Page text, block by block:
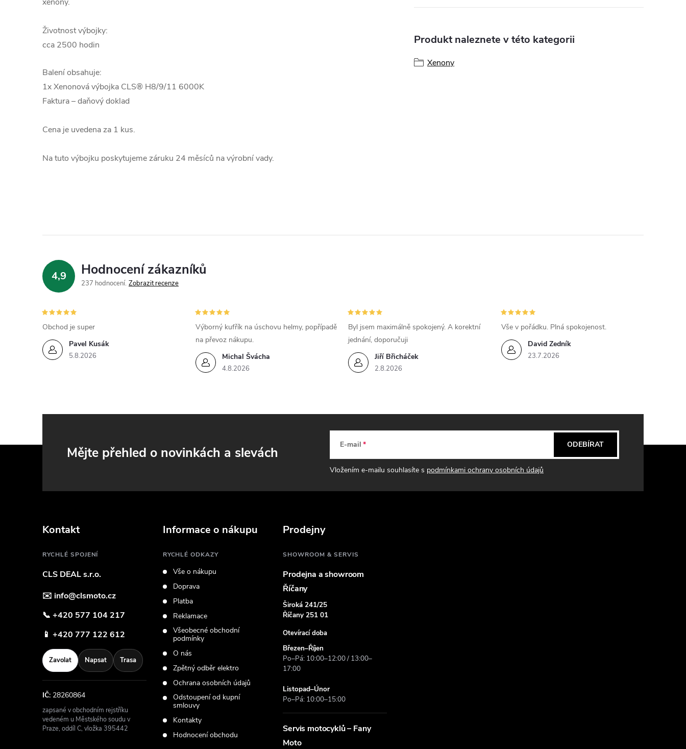
Životnost výbojky:
cca 2500 hodin
Balení obsahuje:
1x Xenonová výbojka CLS® H8/9/11 6000K
Faktura – daňový doklad
Cena je uvedena za 1 kus.
Na tuto výbojku poskytujeme záruku 24 měsíců na výrobní vady.
Produkt naleznete v této kategorii
Xenony
4,9 Hodnocení zákazníků
237 hodnocení Zobrazit recenze
Pavel Kusák
5.8.2026
Obchod je super
Michal Švácha
4.8.2026
Výborný kufřík na úschovu helmy, popřípadě
na převoz nákupu.
Jiří Břicháček
2.8.2026
Byl jsem maximálně spokojený. A korektní
jednání, doporučuji
David Zedník
23.7.2026
Vše v pořádku. Plná spokojenost.
Mějte přehled o novinkách a slevách E-mail
Vložením e-mailu souhlasíte s podmínkami ochrany osobních údajů
ODEBÍRAT
Prodejny
SHOWROOM & SERVIS
Prodejna a showroom
Říčany
Široká 241/25
Říčany 251 01
Otevírací doba
Březen–Říjen
Po–Pá: 10:00–12:00 / 13:00–
17:00
Listopad–Únor
Po–Pá: 10:00–15:00
Servis motocyklů – Fany
Moto
Kontakt
RYCHLÉ SPOJENÍ
CLS DEAL s.r.o.
✉️ info@clsmoto.cz
📞 +420 577 104 217
📱 +420 777 122 612
Zavolat Napsat Trasa
IČ: 28260864
zapsané v obchodním rejstříku
vedeném u Městského soudu v
Praze, oddíl C, vložka 395442
Informace o nákupu
RYCHLÉ ODKAZY
Vše o nákupu
Doprava
Platba
Reklamace
Všeobecné obchodní
podmínky
O nás
Zpětný odběr elektro
Ochrana osobních údajů
Odstoupení od kupní
smlouvy
Kontakty
Hodnocení obchodu